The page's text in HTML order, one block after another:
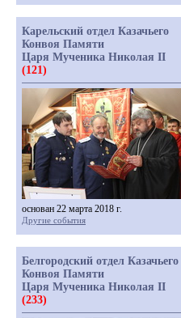
Карельский отдел Казачьего
Конвоя Памяти
Царя Мученика Николая II
(121)
основан 22 марта 2018 г.
Другие события
Белгородский отдел Казачьего
Конвоя Памяти
Царя Мученика Николая II
(233)